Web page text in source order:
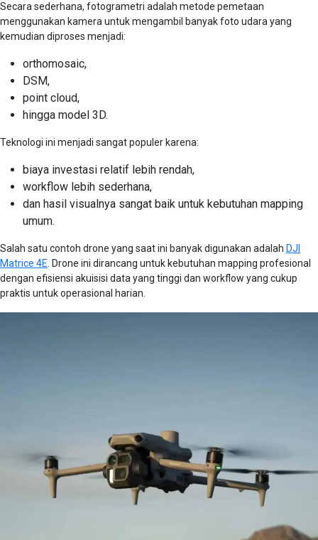
Secara sederhana, fotogrametri adalah metode pemetaan
menggunakan kamera untuk mengambil banyak foto udara yang
kemudian diproses menjadi:
orthomosaic,
DSM,
point cloud,
hingga model 3D.
Teknologi ini menjadi sangat populer karena:
biaya investasi relatif lebih rendah,
workflow lebih sederhana,
dan hasil visualnya sangat baik untuk kebutuhan mapping
umum.
Salah satu contoh drone yang saat ini banyak digunakan adalah DJI
Matrice 4E . Drone ini dirancang untuk kebutuhan mapping profesional
dengan efisiensi akuisisi data yang tinggi dan workflow yang cukup
praktis untuk operasional harian.